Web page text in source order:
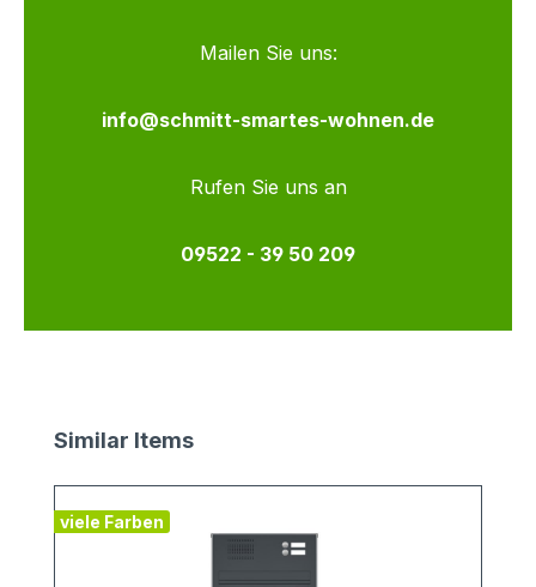
Mailen Sie uns:
info@schmitt-smartes-wohnen.de
Rufen Sie uns an
09522 - 39 50 209
Produktgalerie überspringen
Similar Items
viele Farben